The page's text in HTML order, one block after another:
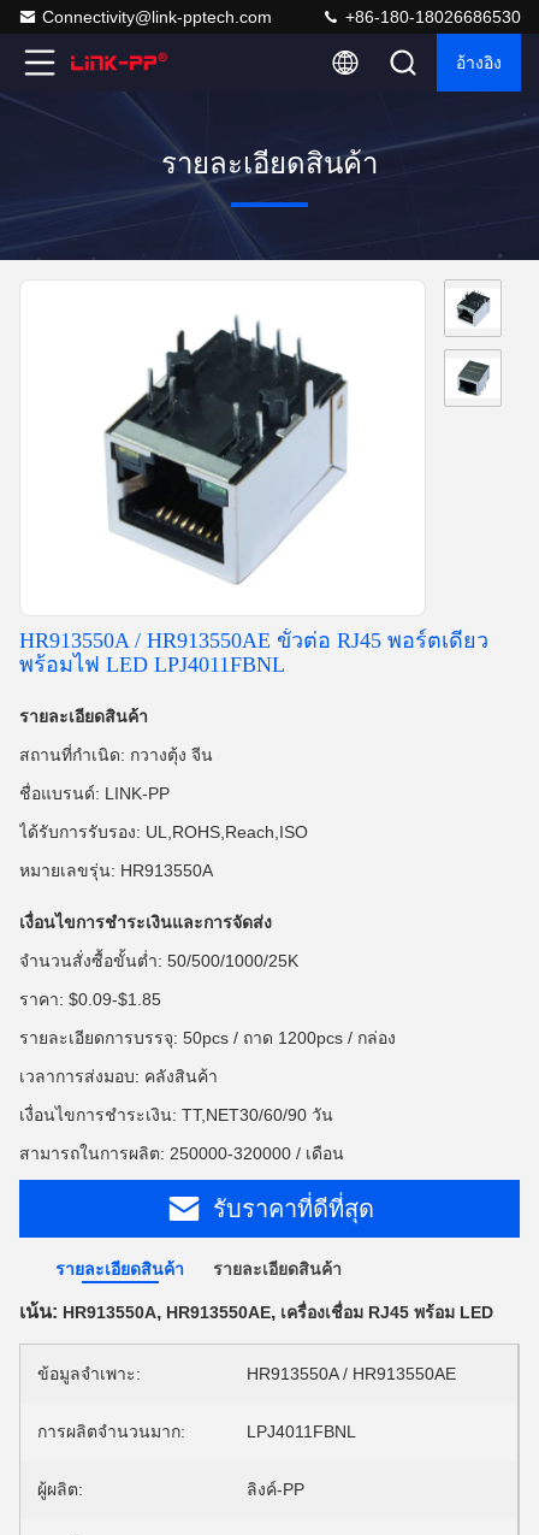
Connectivity@link-pptech.com +86-180-18026686530
อ้างอิง
รายละเอียดสินค้า
HR913550A / HR913550AE ขั้วต่อ RJ45 พอร์ตเดียว
พร้อมไฟ LED LPJ4011FBNL
รายละเอียดสินค้า
สถานที่กำเนิด: กวางตุ้ง จีน
ชื่อแบรนด์: LINK-PP
ได้รับการรับรอง: UL,ROHS,Reach,ISO
หมายเลขรุ่น: HR913550A
เงื่อนไขการชำระเงินและการจัดส่ง
จำนวนสั่งซื้อขั้นต่ำ: 50/500/1000/25K
ราคา: $0.09-$1.85
รายละเอียดการบรรจุ: 50pcs / ถาด 1200pcs / กล่อง
เวลาการส่งมอบ: คลังสินค้า
เงื่อนไขการชำระเงิน: TT,NET30/60/90 วัน
สามารถในการผลิต: 250000-320000 / เดือน
รับราคาที่ดีที่สุด
รายละเอียดสินค้า รายละเอียดสินค้า
เน้น: HR913550A, HR913550AE, เครื่องเชื่อม RJ45 พร้อม LED
ข้อมูลจำเพาะ: HR913550A / HR913550AE
การผลิตจำนวนมาก: LPJ4011FBNL
ผู้ผลิต: ลิงค์-PP